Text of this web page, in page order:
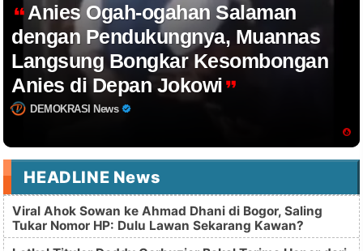
Anies Ogah-ogahan Salaman
dengan Pendukungnya, Muannas
Langsung Bongkar Kesombongan
Anies di Depan Jokowi
DEMOKRASI News
HEADLINE News
Viral Ahok Sowan ke Ahmad Dhani di Bogor, Saling
Tukar Nomor HP: Dulu Lawan Sekarang Kawan?